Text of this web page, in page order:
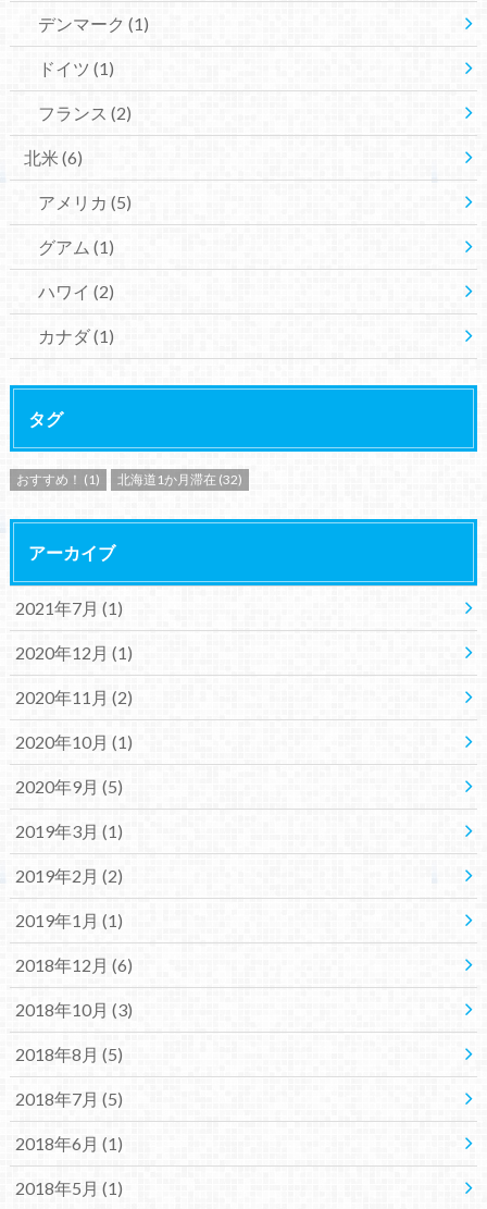
デンマーク (1)
ドイツ (1)
フランス (2)
北米(6)
アメリカ (5)
グアム (1)
ハワイ (2)
カナダ(1)
タグ
おすすめ！ (1) 北海道1か月滞在 (32)
アーカイブ
2021年7月 (1)
2020年12月 (1)
2020年11月 (2)
2020年10月 (1)
2020年9月 (5)
2019年3月 (1)
2019年2月 (2)
2019年1月 (1)
2018年12月 (6)
2018年10月 (3)
2018年8月 (5)
2018年7月 (5)
2018年6月 (1)
2018年5月 (1)